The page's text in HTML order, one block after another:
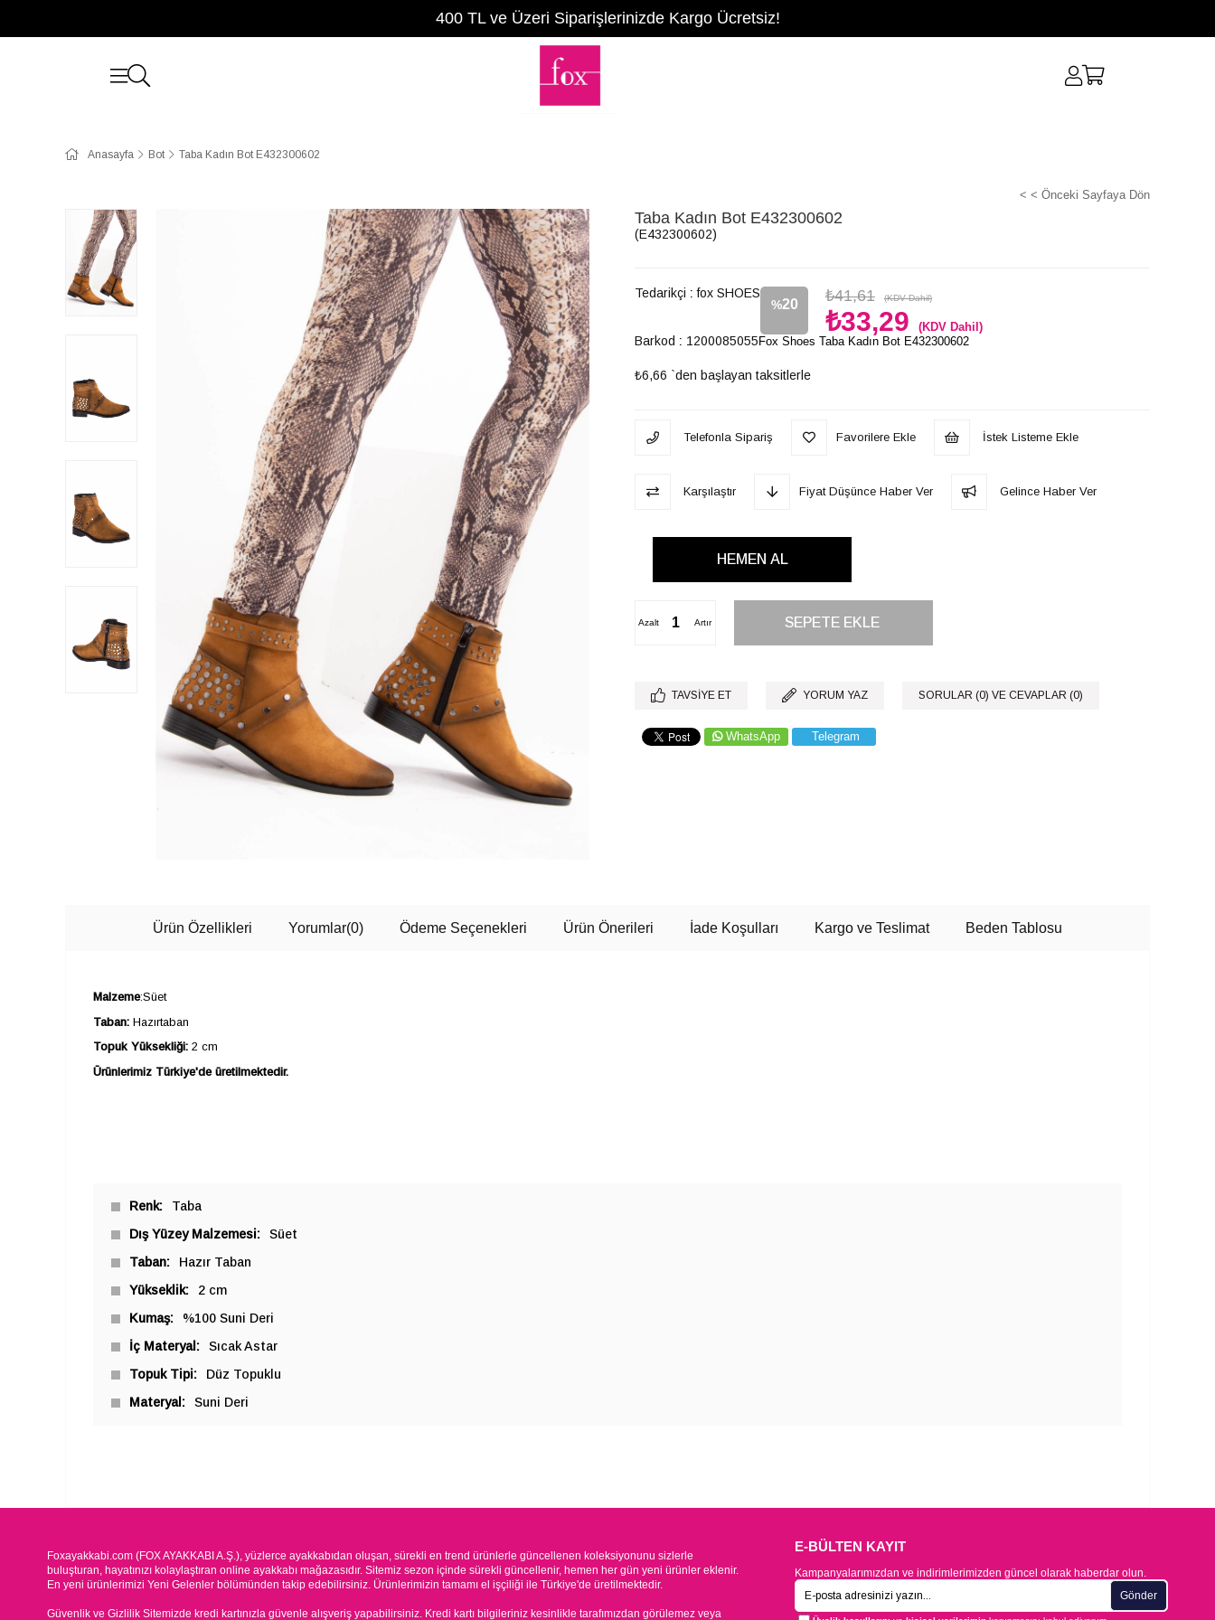
400 TL ve Üzeri Siparişlerinizde Kargo Ücretsiz!
Anasayfa Bot Taba Kadın Bot E432300602
< < Önceki Sayfaya Dön
Taba Kadın Bot E432300602
(E432300602)
Tedarikçi : fox SHOES
%20
İndirim
₺41,61 (KDV Dahil)
₺33,29 (KDV Dahil)
Barkod : 1200085055
₺6,66 `den başlayan taksitlerle
Fox Shoes Taba Kadın Bot E432300602
Telefonla Sipariş Favorilere Ekle İstek Listeme Ekle
Karşılaştır Fiyat Düşünce Haber Ver Gelince Haber Ver
Artır
Azalt
TAVSIYE ET YORUM YAZ SORULAR (0) VE CEVAPLAR (0)
WhatsApp Telegram
Ürün Özellikleri Yorumlar(0) Ödeme Seçenekleri Ürün Önerileri İade Koşulları Kargo ve Teslimat Beden Tablosu
Malzeme:Süet
Taban: Hazırtaban
Topuk Yüksekliği: 2 cm
Ürünlerimiz Türkiye'de üretilmektedir.
Renk
Taba
Dış Yüzey Malzemesi
Süet
Taban
Hazır Taban
Yükseklik
2 cm
Kumaş
%100 Suni Deri
İç Materyal
Sıcak Astar
Topuk Tipi
Düz Topuklu
Materyal
Suni Deri
Foxayakkabi.com (FOX AYAKKABI A.Ş.), yüzlerce ayakkabıdan oluşan, sürekli en trend ürünlerle güncellenen koleksiyonunu sizlerle
buluşturan, hayatınızı kolaylaştıran online ayakkabı mağazasıdır. Sitemiz sezon içinde sürekli güncellenir, hemen her gün yeni ürünler eklenir.
En yeni ürünlerimizi Yeni Gelenler bölümünden takip edebilirsiniz. Ürünlerimizin tamamı el işçiliği ile Türkiye'de üretilmektedir.
Güvenlik ve Gizlilik Sitemizde kredi kartınızla güvenle alışveriş yapabilirsiniz. Kredi kartı bilgileriniz kesinlikle tarafımızdan görülemez veya
E-BÜLTEN KAYIT
Kampanyalarımızdan ve indirimlerimizden güncel olarak haberdar olun.
Gönder